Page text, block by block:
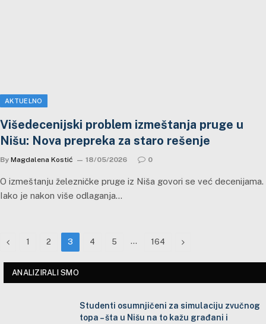
AKTUELNO
Višedecenijski problem izmeštanja pruge u
Nišu: Nova prepreka za staro rešenje
By Magdalena Kostić 18/05/2026 0
O izmeštanju železničke pruge iz Niša govori se već decenijama.
Iako je nakon više odlaganja…
Previous
1 2 3 4 5 … 164 Next
ANALIZIRALI SMO
Studenti osumnjičeni za simulaciju zvučnog
topa – šta u Nišu na to kažu građani i